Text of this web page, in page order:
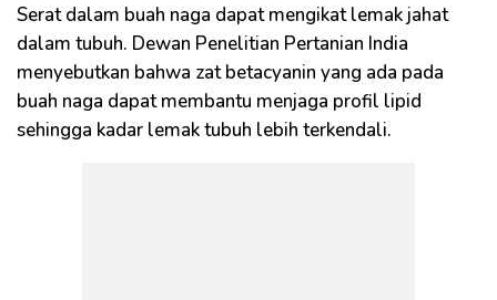
Serat dalam buah naga dapat mengikat lemak jahat
dalam tubuh. Dewan Penelitian Pertanian India
menyebutkan bahwa zat betacyanin yang ada pada
buah naga dapat membantu menjaga profil lipid
sehingga kadar lemak tubuh lebih terkendali.